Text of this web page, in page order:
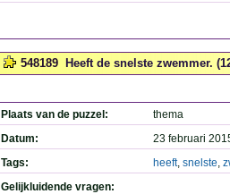
548189 Heeft de snelste zwemmer.
Plaats van de puzzel:
thema
Datum:
23 februari
Tags:
heeft, snelste,
Gelijkluidende vragen: